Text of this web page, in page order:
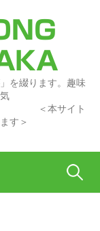
を綴ります。趣味
イト
す＞
検